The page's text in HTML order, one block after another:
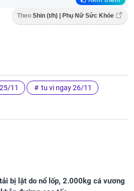
Theo Shin (t/h) | Phụ Nữ Sức Khỏe
11 tu vi ngay 26/11
bị lật do nổ lốp, 2.000kg cá vương